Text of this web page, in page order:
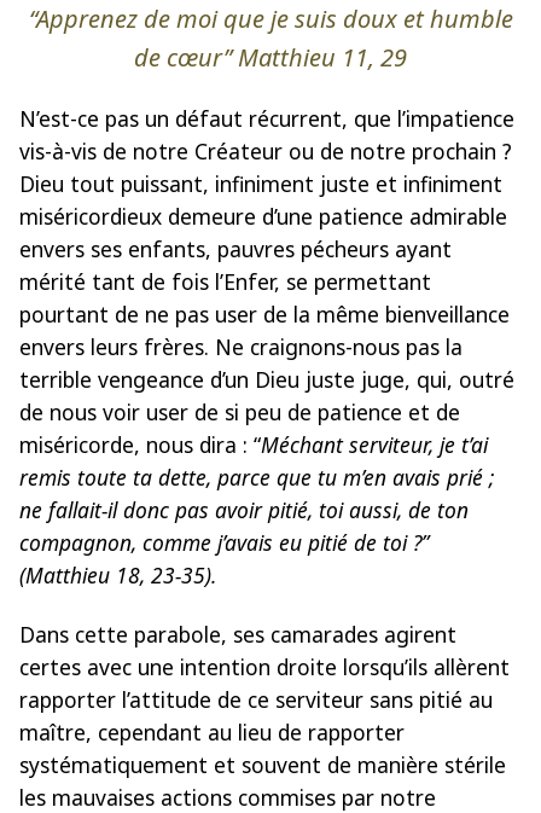
“Apprenez de moi que je suis doux et humble
de cœur” Matthieu 11, 29
N’est-ce pas un défaut récurrent, que l’impatience
vis-à-vis de notre Créateur ou de notre prochain ?
Dieu tout puissant, infiniment juste et infiniment
miséricordieux demeure d’une patience admirable
envers ses enfants, pauvres pécheurs ayant
mérité tant de fois l’Enfer, se permettant
pourtant de ne pas user de la même bienveillance
envers leurs frères. Ne craignons-nous pas la
terrible vengeance d’un Dieu juste juge, qui, outré
de nous voir user de si peu de patience et de
miséricorde, nous dira : “Méchant serviteur, je t’ai
remis toute ta dette, parce que tu m’en avais prié ;
ne fallait-il donc pas avoir pitié, toi aussi, de ton
compagnon, comme j’avais eu pitié de toi ?”
(Matthieu 18, 23-35).
Dans cette parabole, ses camarades agirent
certes avec une intention droite lorsqu’ils allèrent
rapporter l’attitude de ce serviteur sans pitié au
maître, cependant au lieu de rapporter
systématiquement et souvent de manière stérile
les mauvaises actions commises par notre